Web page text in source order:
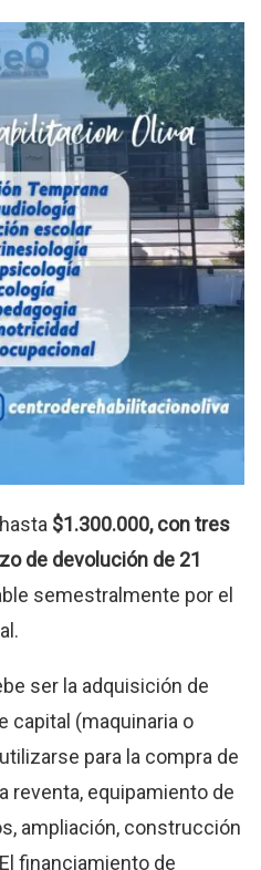
$1.300.000, con tres
de devolución de 21
semestralmente por el
ser la adquisición de
capital (maquinaria o
para la compra de
reventa, equipamiento de
ampliación, construcción
financiamiento de